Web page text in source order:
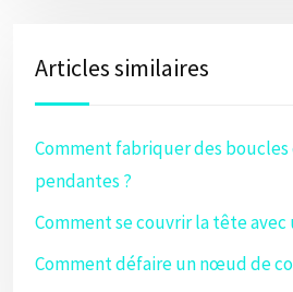
Articles similaires
Comment fabriquer des boucles
pendantes ?
Comment se couvrir la tête avec
Comment défaire un nœud de